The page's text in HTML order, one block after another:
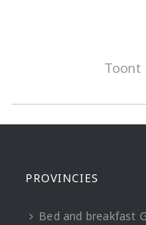
Toont
PROVINCIES
Bed and breakfast